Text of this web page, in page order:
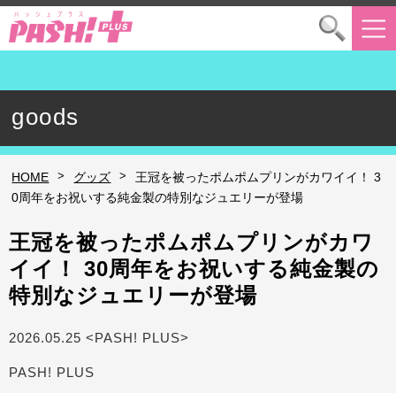
goods
HOME > グッズ >
王冠を被ったポムポムプリンがカワイイ！ 3
0周年をお祝いする純金製の特別なジュエリーが登場
王冠を被ったポムポムプリンがカワ
イイ！ 30周年をお祝いする純金製の
特別なジュエリーが登場
2026.05.25 <PASH! PLUS>
PASH! PLUS